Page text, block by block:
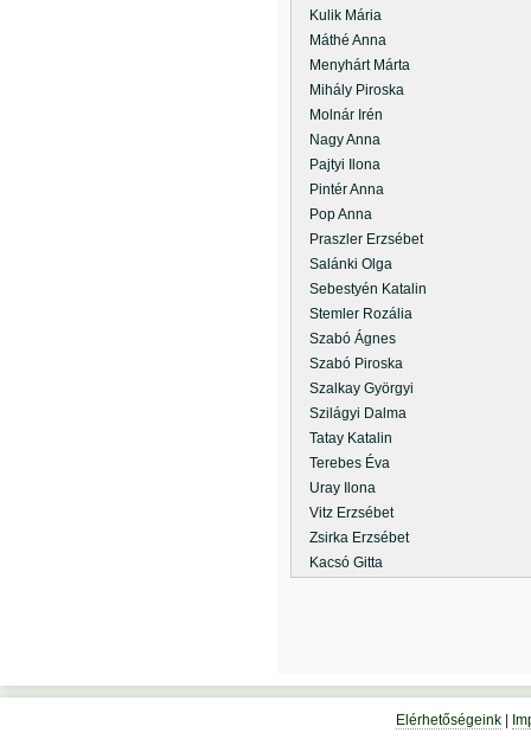
Kulik Mária
Máthé Anna
Menyhárt Márta
Mihály Piroska
Molnár Irén
Nagy Anna
Pajtyi Ilona
Pintér Anna
Pop Anna
Praszler Erzsébet
Salánki Olga
Sebestyén Katalin
Stemler Rozália
Szabó Ágnes
Szabó Piroska
Szalkay Györgyi
Szilágyi Dalma
Tatay Katalin
Terebes Éva
Uray Ilona
Vitz Erzsébet
Zsirka Erzsébet
Kacsó Gitta
Elérhetőségeink|